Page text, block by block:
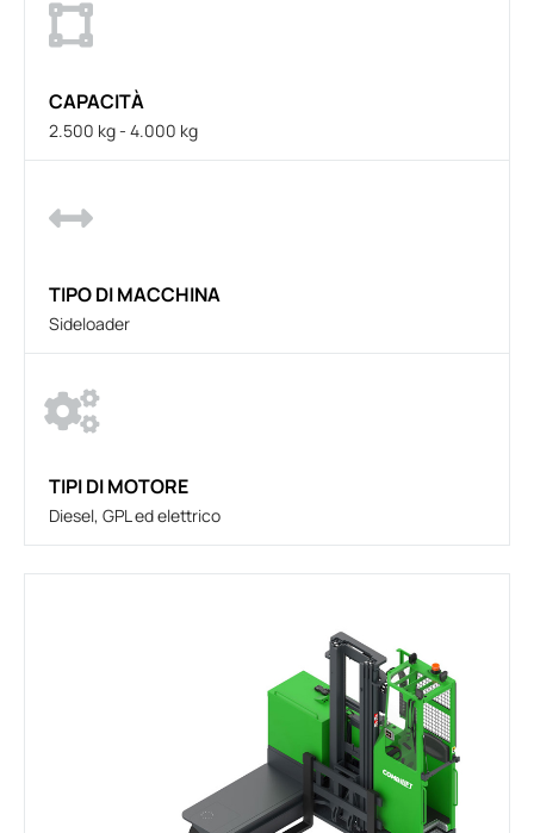
CAPACITÀ
2.500 kg - 4.000 kg
TIPO DI MACCHINA
Sideloader
TIPI DI MOTORE
Diesel, GPL ed elettrico